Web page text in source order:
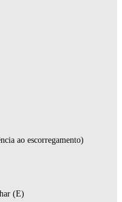
ao escorregamento)
(E)